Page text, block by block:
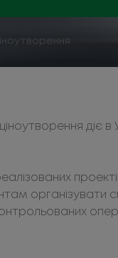
діє в